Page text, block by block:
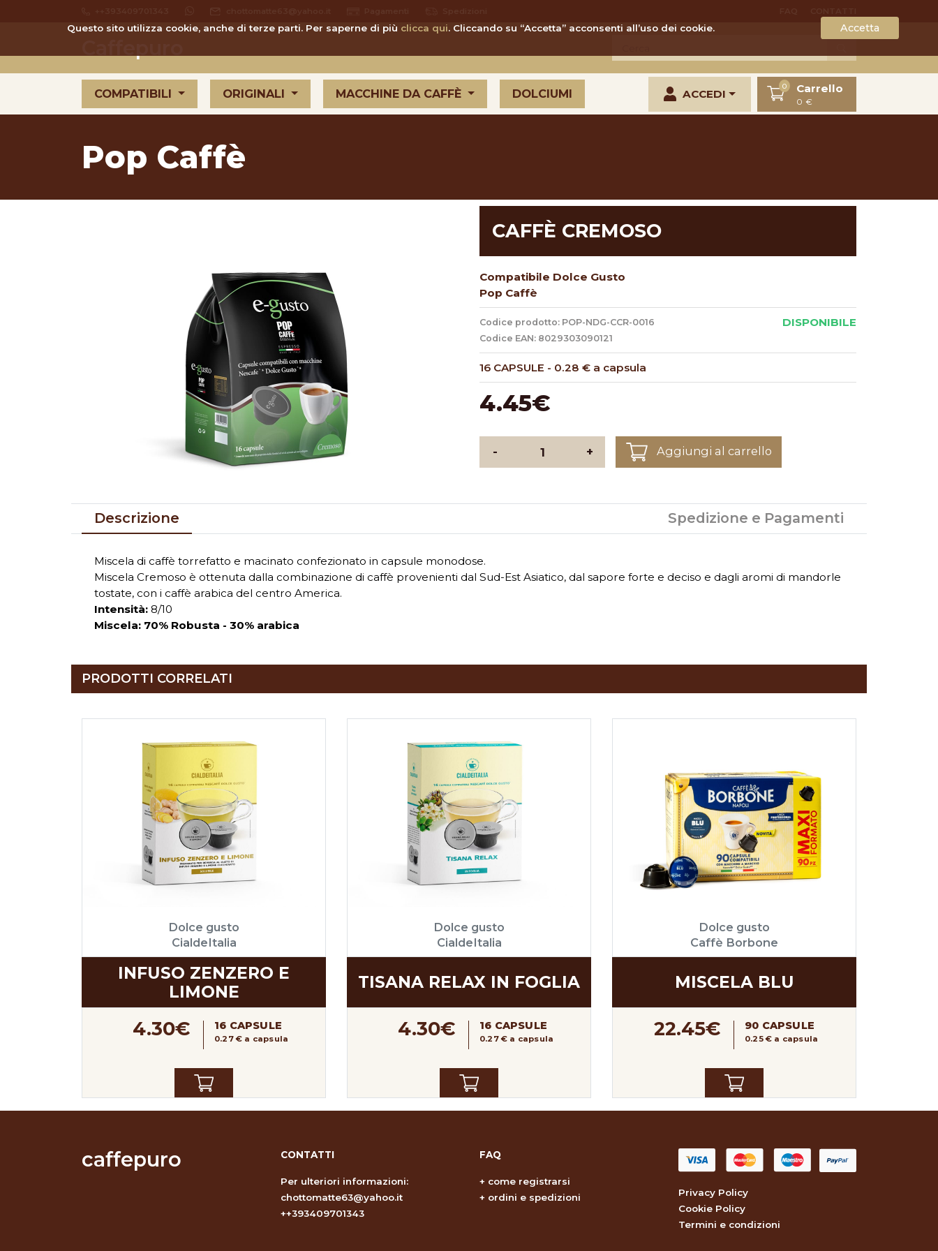
COMPATIBILI ORIGINALI MACCHINE DA CAFFÈ DOLCIUMI ACCEDI
0 Carrello
0 €
Pop Caffè
CAFFÈ CREMOSO
Compatibile Dolce Gusto
Pop Caffè
Codice prodotto: POP-NDG-CCR-0016
Codice EAN: 8029303090121
DISPONIBILE
16 CAPSULE - 0.28 € a capsula
4.45€
- + Aggiungi al carrello
Descrizione Spedizione e Pagamenti
Miscela di caffè torrefatto e macinato confezionato in capsule monodose.
Miscela Cremoso è ottenuta dalla combinazione di caffè provenienti dal Sud-Est Asiatico, dal sapore forte e deciso e dagli aromi di mandorle
tostate, con i caffè arabica del centro America.
Intensità: 8/10
Miscela: 70% Robusta - 30% arabica
PRODOTTI CORRELATI
Dolce gusto
CialdeItalia
INFUSO ZENZERO E
LIMONE
4.30€ 16 CAPSULE
0.27 € a capsula
Dolce gusto
CialdeItalia
TISANA RELAX IN FOGLIA
4.30€ 16 CAPSULE
0.27 € a capsula
Dolce gusto
Caffè Borbone
MISCELA BLU
22.45€ 90 CAPSULE
0.25 € a capsula
caffepuro CONTATTI
Per ulteriori informazioni:
chottomatte63@yahoo.it
++393409701343
FAQ
+ come registrarsi
+ ordini e spedizioni
Privacy Policy
Cookie Policy
Termini e condizioni
Questo sito utilizza cookie, anche di terze parti. Per saperne di più clicca qui. Cliccando su “Accetta” acconsenti all’uso dei cookie. Accetta